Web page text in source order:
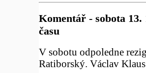
Komentář - sobota 13.
času
V sobotu odpoledne
Ratiborský. Václav